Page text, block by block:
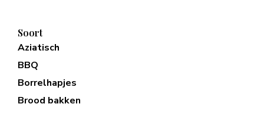
Soort
Aziatisch
BBQ
Borrelhapjes
Brood bakken